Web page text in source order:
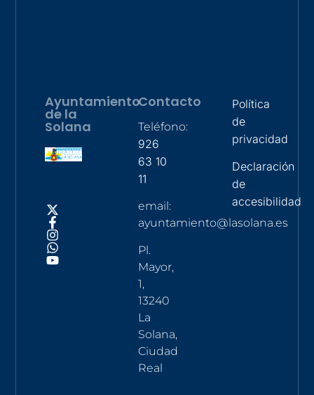
Ayuntamiento
de la
Solana
Contacto
Teléfono:
926
63 10
11
email:
ayuntamiento@lasolana.es
Pl.
Mayor,
1,
13240
La
Solana,
Ciudad
Real
Política
de
privacidad
Declaración
de
accesibilidad